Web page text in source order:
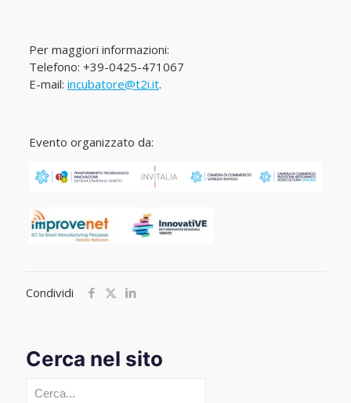
Per maggiori informazioni:
Telefono: +39-0425-471067
E-mail: incubatore@t2i.it.
Evento organizzato da:
Condividi
Cerca nel sito
Cerca